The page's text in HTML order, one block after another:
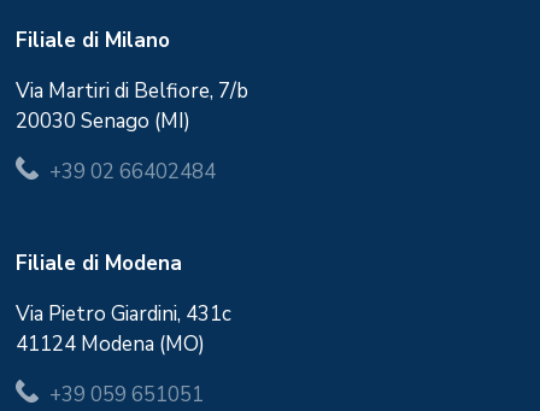
Filiale di Milano
Via Martiri di Belfiore, 7/b
20030 Senago (MI)
+39 02 66402484
Filiale di Modena
Via Pietro Giardini, 431c
41124 Modena (MO)
+39 059 651051